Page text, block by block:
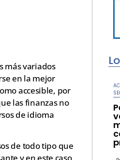
más variados
en la mejor
accesible, por
las finanzas no
de idioma
de todo tipo que